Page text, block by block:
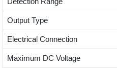
Output Type
Electrical Connection
Maximum DC Voltage